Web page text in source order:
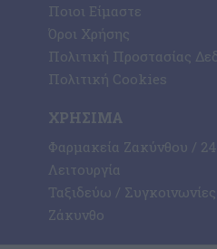
Ποιοι Είμαστε
Όροι Χρήσης
Πολιτική Προστασίας
Πολιτική Cookies
ΧΡΉΣΙΜΑ
Φαρμακεία Ζακύνθου /
Λειτουργία
Ταξιδεύω /
Ζάκυνθο